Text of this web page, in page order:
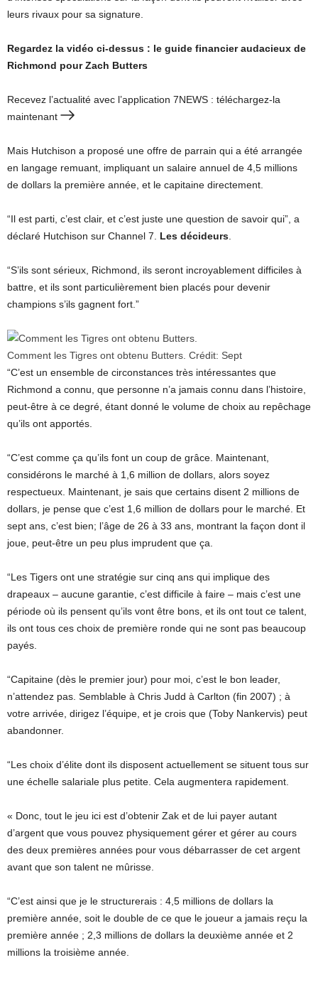
leurs rivaux pour sa signature.
Regardez la vidéo ci-dessus : le guide financier audacieux de
Richmond pour Zach Butters
Recevez l’actualité avec l’application 7NEWS : téléchargez-la
maintenant
Mais Hutchison a proposé une offre de parrain qui a été arrangée
en langage remuant, impliquant un salaire annuel de 4,5 millions
de dollars la première année, et le capitaine directement.
“Il est parti, c’est clair, et c’est juste une question de savoir qui”, a
déclaré Hutchison sur Channel 7. Les décideurs
“S’ils sont sérieux, Richmond, ils seront incroyablement difficiles à
battre, et ils sont particulièrement bien placés pour devenir
champions s’ils gagnent fort.”
Comment les Tigres ont obtenu Butters. Crédit: Sept
“C’est un ensemble de circonstances très intéressantes que
Richmond a connu, que personne n’a jamais connu dans l’histoire,
peut-être à ce degré, étant donné le volume de choix au repêchage
qu’ils ont apportés.
“C’est comme ça qu’ils font un coup de grâce. Maintenant,
considérons le marché à 1,6 million de dollars, alors soyez
respectueux. Maintenant, je sais que certains disent 2 millions de
dollars, je pense que c’est 1,6 million de dollars pour le marché. Et
sept ans, c’est bien; l’âge de 26 à 33 ans, montrant la façon dont il
joue, peut-être un peu plus imprudent que ça.
“Les Tigers ont une stratégie sur cinq ans qui implique des
drapeaux – aucune garantie, c’est difficile à faire – mais c’est une
période où ils pensent qu’ils vont être bons, et ils ont tout ce talent,
ils ont tous ces choix de première ronde qui ne sont pas beaucoup
payés.
“Capitaine (dès le premier jour) pour moi, c’est le bon leader,
n’attendez pas. Semblable à Chris Judd à Carlton (fin 2007) ; à
votre arrivée, dirigez l’équipe, et je crois que (Toby Nankervis) peut
abandonner.
“Les choix d’élite dont ils disposent actuellement se situent tous sur
une échelle salariale plus petite. Cela augmentera rapidement.
« Donc, tout le jeu ici est d’obtenir Zak et de lui payer autant
d’argent que vous pouvez physiquement gérer et gérer au cours
des deux premières années pour vous débarrasser de cet argent
avant que son talent ne mûrisse.
“C’est ainsi que je le structurerais : 4,5 millions de dollars la
première année, soit le double de ce que le joueur a jamais reçu la
première année ; 2,3 millions de dollars la deuxième année et 2
millions la troisième année.